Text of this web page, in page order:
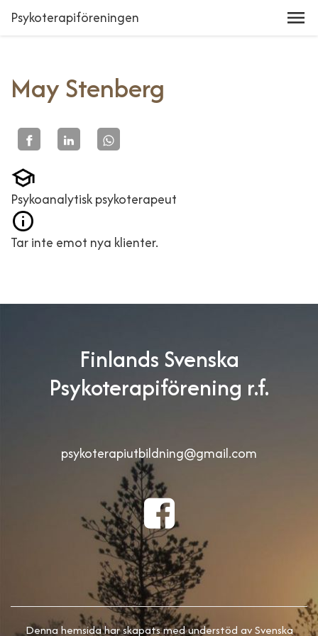
Psykoterapiföreningen
May Stenberg
Psykoanalytisk psykoterapeut
Tar inte emot nya klienter.
Finlands Svenska
Psykoterapiförening r.f.
psykoterapiutbildning@gmail.com
Denna hemsida har skapats med understöd av Svenska